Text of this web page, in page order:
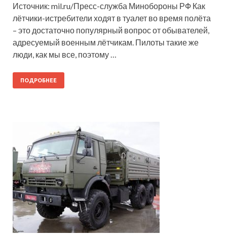
Источник: mil.ru/Пресс-служба Минобороны РФ Как
лётчики-истребители ходят в туалет во время полёта
– это достаточно популярный вопрос от обывателей,
адресуемый военным лётчикам. Пилоты такие же
люди, как мы все, поэтому …
ПОДРОБНЕЕ